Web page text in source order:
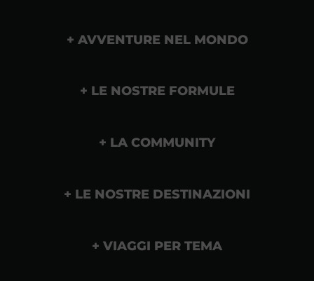
AVVENTURE NEL MONDO
LE NOSTRE FORMULE
LA COMMUNITY
LE NOSTRE DESTINAZIONI
VIAGGI PER TEMA